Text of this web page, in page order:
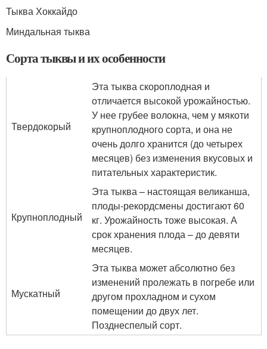
Тыква Хоккайдо
Миндальная тыква
Сорта тыквы и их особенности
Твердокорый
Эта тыква скороплодная и
отличается высокой урожайностью.
У нее грубее волокна, чем у мякоти
крупноплодного сорта, и она не
очень долго хранится (до четырех
месяцев) без изменения вкусовых и
питательных характеристик.
Крупноплодный
Эта тыква – настоящая великанша,
плоды-рекордсмены достигают 60
кг. Урожайность тоже высокая. А
срок хранения плода – до девяти
месяцев.
Мускатный
Эта тыква может абсолютно без
изменений пролежать в погребе или
другом прохладном и сухом
помещении до двух лет.
Позднеспелый сорт.